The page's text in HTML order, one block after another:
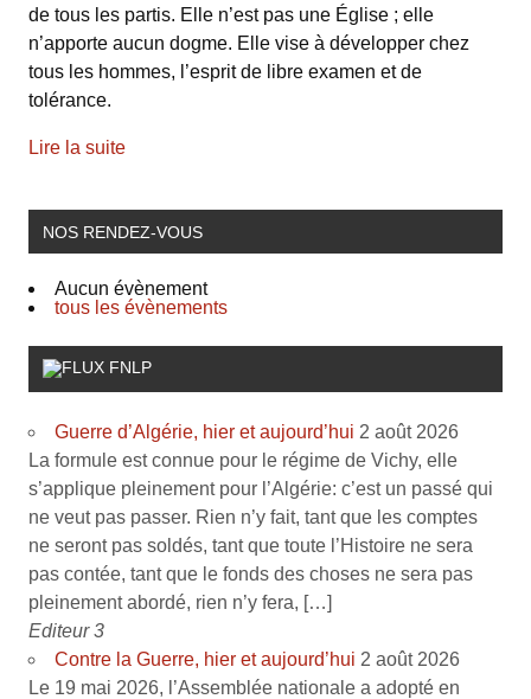
de tous les partis. Elle n’est pas une Église ; elle
n’apporte aucun dogme. Elle vise à développer chez
tous les hommes, l’esprit de libre examen et de
tolérance.
Lire la suite
NOS RENDEZ-VOUS
Aucun évènement
tous les évènements
FNLP
Guerre d’Algérie, hier et aujourd’hui 2 août 2026
La formule est connue pour le régime de Vichy, elle
s’applique pleinement pour l’Algérie: c’est un passé qui
ne veut pas passer. Rien n’y fait, tant que les comptes
ne seront pas soldés, tant que toute l’Histoire ne sera
pas contée, tant que le fonds des choses ne sera pas
pleinement abordé, rien n’y fera, […]
Editeur 3
Contre la Guerre, hier et aujourd’hui 2 août 2026
Le 19 mai 2026, l’Assemblée nationale a adopté en